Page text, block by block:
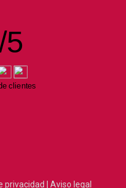
5
clientes
privacidad | Aviso legal